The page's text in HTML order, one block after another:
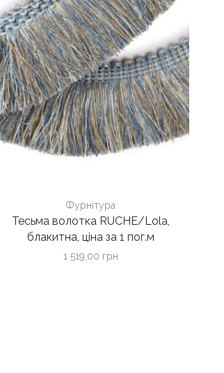
Фурнітура
Тесьма волотка RUCHE/Lola,
блакитна, ціна за 1 пог.м
1 519,00 грн